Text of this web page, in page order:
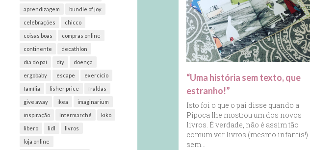
aprendizagem bundle of joy
celebrações chicco
coisas boas compras online
continente decathlon
dia do pai diy doença
ergobaby escape exercício
família fisher price fraldas
give away ikea imaginarium
inspiração Intermarché kiko
libero lidl livros
loja online
“Uma história sem texto, que
estranho!”
Isto foi o que o pai disse quando a
Pipoca lhe mostrou um dos novos
livros. É verdade, não é assim tão
comum ver livros (mesmo infantis!)
sem…